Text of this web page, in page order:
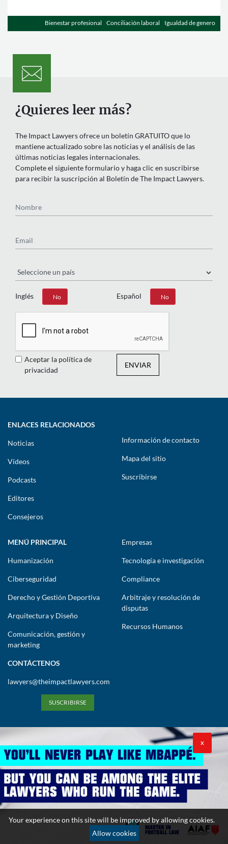
Bienestar profesional Conciliación laboral Igualdad de genero
¿Quieres leer más?
The Impact Lawyers ofrece un boletín GRATUITO que lo
mantiene actualizado sobre las noticias y el análisis de las
últimas noticias legales internacionales.
Complete el siguiente formulario y haga clic en suscribirse
para recibir la suscripción al Boletín de The Impact Lawyers.
Inglés
Sí No Español
Sí No
Aceptar la política de
privacidad
ENVIAR
ENLACES RELACIONADOS
Noticias
Vídeos
Podcasts
Editores
Consejeros
Información de contacto
Mapa del sitio
Suscribirse
MENÚ PRINCIPAL
Humanización
Ciberseguridad
Derecho y Gestión Deportiva
Arquitectura y Diseño
Comunicación, gestión y
marketing
Empresas
Tecnología e investigación
Compliance
Arbitraje y resolución de
disputas
Recursos Humanos
CONTÁCTENOS
lawyers@theimpactlawyers.com
SUSCRIBIRSE
Política de privacidad Política de cookies
Términos y condiciones
Copyright 2026. Powered by Impact Lawyers
X
Your experience on this site will be improved by allowing cookies.
Allow cookies